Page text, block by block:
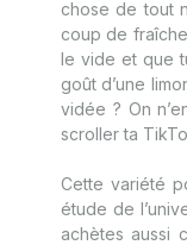
chose de tout
coup de
le vide et que
goût d’une
vidée ? On
scroller ta
Cette variété
étude de
achètes aussi